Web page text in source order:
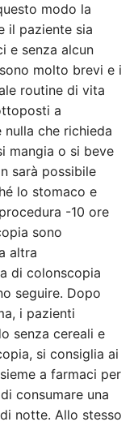
modo la
il paziente sia
e senza alcun
molto brevi e i
routine di vita
a
che richieda
mangia o si beve
sarà possibile
lo stomaco e
-10 ore
sono
altra
di colonscopia
seguire. Dopo
i pazienti
senza cereali e
si consiglia ai
a farmaci per
consumare una
notte. Allo stesso